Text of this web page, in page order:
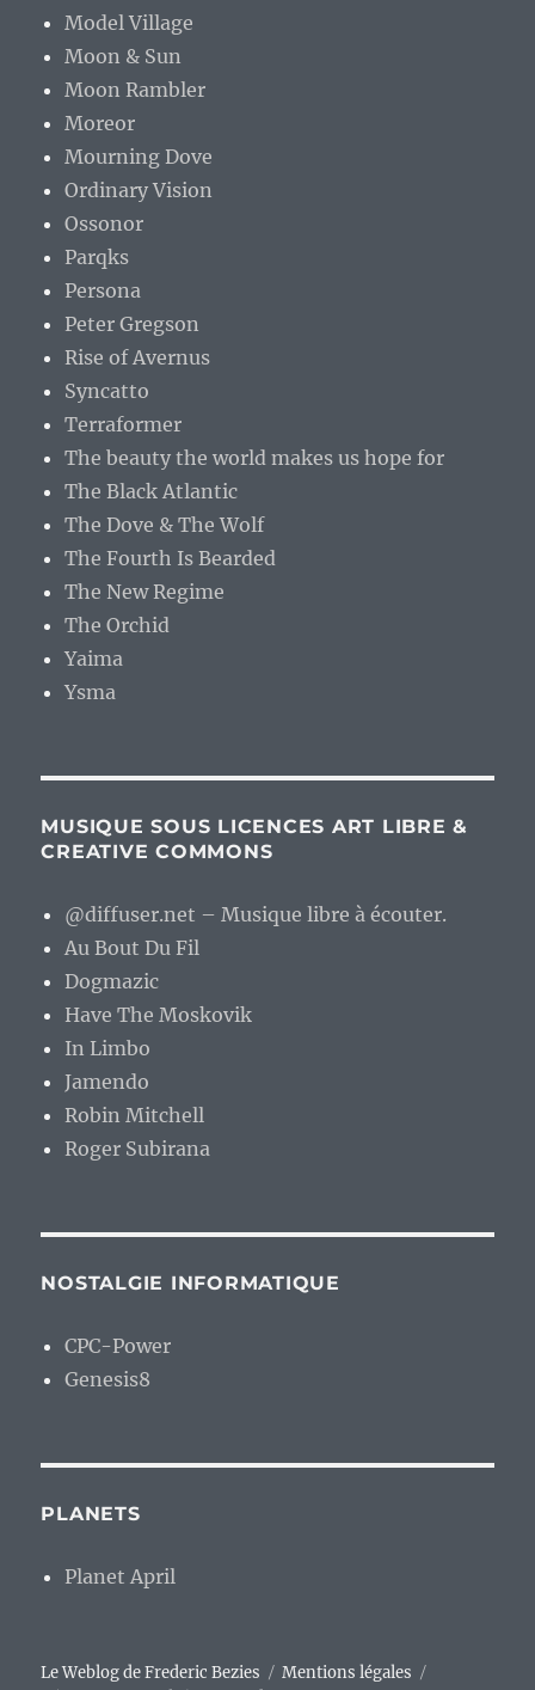
Model Village
Moon & Sun
Moon Rambler
Moreor
Mourning Dove
Ordinary Vision
Ossonor
Parqks
Persona
Peter Gregson
Rise of Avernus
Syncatto
Terraformer
The beauty the world makes us hope for
The Black Atlantic
The Dove & The Wolf
The Fourth Is Bearded
The New Regime
The Orchid
Yaima
Ysma
MUSIQUE SOUS LICENCES ART LIBRE &
CREATIVE COMMONS
@diffuser.net – Musique libre à écouter.
Au Bout Du Fil
Dogmazic
Have The Moskovik
In Limbo
Jamendo
Robin Mitchell
Roger Subirana
NOSTALGIE INFORMATIQUE
CPC-Power
Genesis8
PLANETS
Planet April
Le Weblog de Frederic Bezies
Mentions légales